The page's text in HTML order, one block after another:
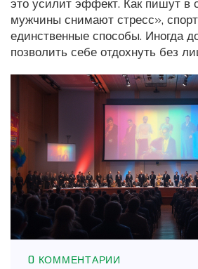
это усилит эффект. Как пишут в
мужчины снимают стресс»,
единственные способы. Иногда
позволить себе отдохнуть без
0 КОММЕНТАРИИ